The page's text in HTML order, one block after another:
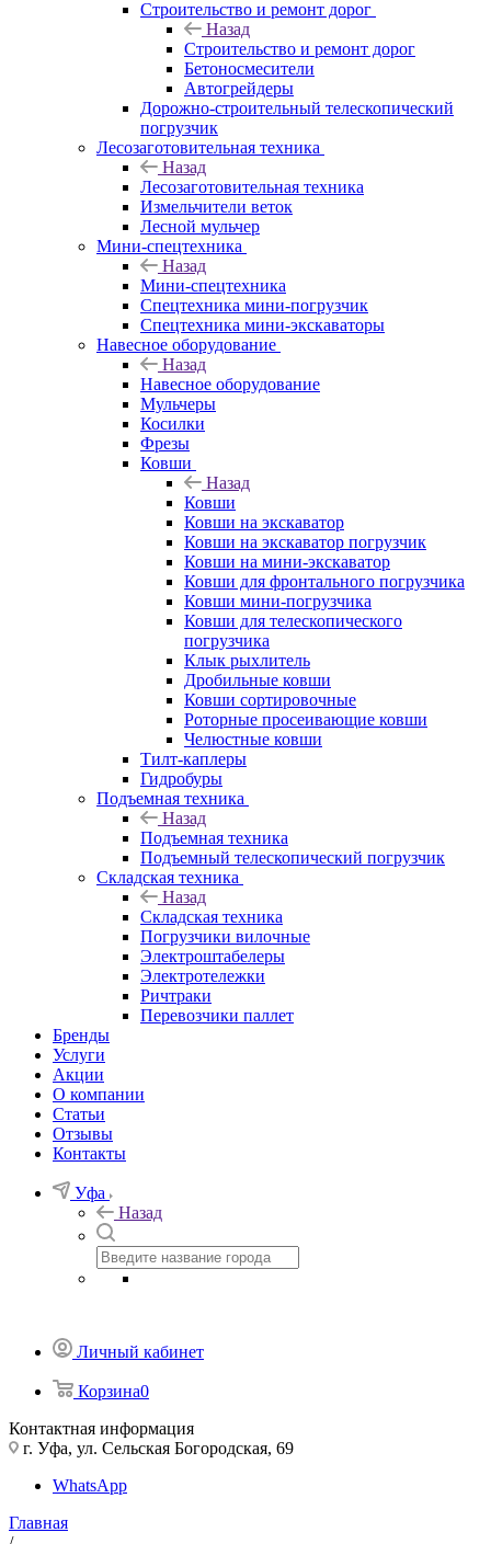
Строительство и ремонт дорог
Назад
Строительство и ремонт дорог
Бетоносмесители
Автогрейдеры
Дорожно-строительный телескопический
погрузчик
Лесозаготовительная техника
Назад
Лесозаготовительная техника
Измельчители веток
Лесной мульчер
Мини-спецтехника
Назад
Мини-спецтехника
Спецтехника мини-погрузчик
Спецтехника мини-экскаваторы
Навесное оборудование
Назад
Навесное оборудование
Мульчеры
Косилки
Фрезы
Ковши
Назад
Ковши
Ковши на экскаватор
Ковши на экскаватор погрузчик
Ковши на мини-экскаватор
Ковши для фронтального погрузчика
Ковши мини-погрузчика
Ковши для телескопического
погрузчика
Клык рыхлитель
Дробильные ковши
Ковши сортировочные
Роторные просеивающие ковши
Челюстные ковши
Тилт-каплеры
Гидробуры
Подъемная техника
Назад
Подъемная техника
Подъемный телескопический погрузчик
Складская техника
Назад
Складская техника
Погрузчики вилочные
Электроштабелеры
Электротележки
Ричтраки
Перевозчики паллет
Бренды
Услуги
Акции
О компании
Статьи
Отзывы
Контакты
Уфа
Назад
Личный кабинет
Корзина0
Контактная информация
г. Уфа, ул. Сельская Богородская, 69
WhatsApp
Главная